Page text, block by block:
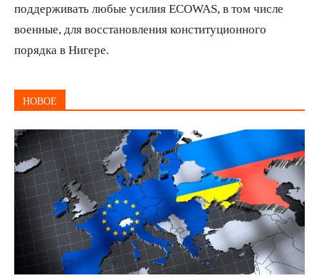
поддерживать любые усилия ECOWAS, в том числе
военные, для восстановления конституционного
порядка в Нигере.
НОВОЕ